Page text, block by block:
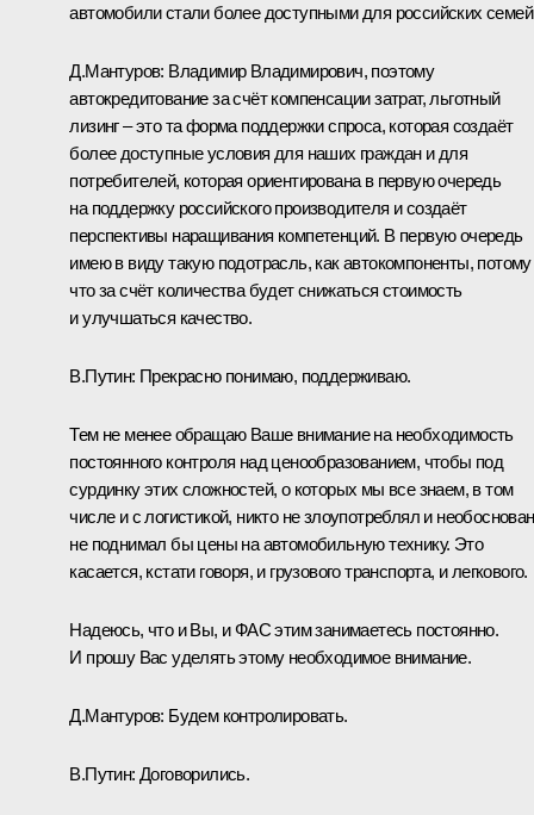
автомобили стали более доступными для российских
Д.Мантуров: Владимир Владимирович, поэтому
автокредитование за счёт компенсации затрат, льготный
лизинг – это та форма поддержки спроса, которая создаёт
более доступные условия для наших граждан и для
потребителей, которая ориентирована в первую очередь
на поддержку российского производителя и создаёт
перспективы наращивания компетенций. В первую очередь
имею в виду такую подотрасль, как автокомпоненты, потому
что за счёт количества будет снижаться стоимость
и улучшаться качество.
В.Путин: Прекрасно понимаю, поддерживаю.
Тем не менее обращаю Ваше внимание на необходимость
постоянного контроля над ценообразованием, чтобы под
сурдинку этих сложностей, о которых мы все знаем, в том
числе и с логистикой, никто не злоупотреблял и
не поднимал бы цены на автомобильную технику. Это
касается, кстати говоря, и грузового транспорта, и легкового.
Надеюсь, что и Вы, и ФАС этим занимаетесь постоянно.
И прошу Вас уделять этому необходимое внимание.
Д.Мантуров: Будем контролировать.
В.Путин: Договорились.